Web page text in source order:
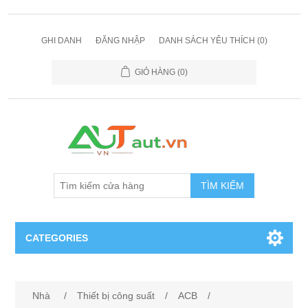
GHI DANH ĐĂNG NHẬP DANH SÁCH YÊU THÍCH (0)
GIỎ HÀNG (0)
TÌM KIẾM
CATEGORIES
Nhà / Thiết bị công suất / ACB
/